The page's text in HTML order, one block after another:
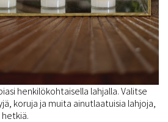
henkilökohtaisella lahjalla. Valitse
koruja ja muita ainutlaatuisia lahjoja,